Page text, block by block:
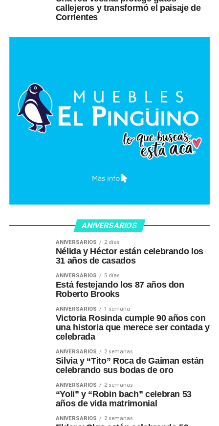
callejeros y transformó el paisaje de
Corrientes
ANIVERSARIOS
ANIVERSARIOS 2 días
Nélida y Héctor están celebrando los
31 años de casados
ANIVERSARIOS 5 días
Está festejando los 87 años don
Roberto Brooks
ANIVERSARIOS 1 semana
Victoria Rosinda cumple 90 años con
una historia que merece ser contada y
celebrada
ANIVERSARIOS 2 semanas
Silvia y “Tito” Roca de Gaiman están
celebrando sus bodas de oro
ANIVERSARIOS 2 semanas
“Yoli” y “Robin bach” celebran 53
años de vida matrimonial
ANIVERSARIOS 2 semanas